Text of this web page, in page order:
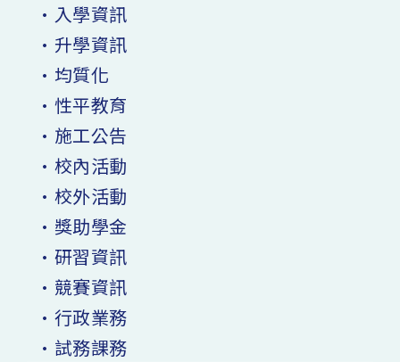
•入學資訊
•升學資訊
•均質化
•性平教育
•施工公告
•校內活動
•校外活動
•獎助學金
•研習資訊
•競賽資訊
•行政業務
•試務課務